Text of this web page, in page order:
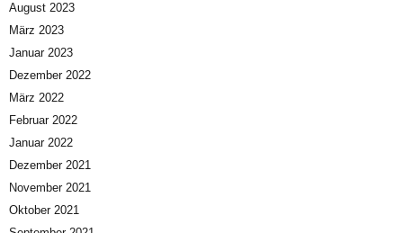
August 2023
März 2023
Januar 2023
Dezember 2022
März 2022
Februar 2022
Januar 2022
Dezember 2021
November 2021
Oktober 2021